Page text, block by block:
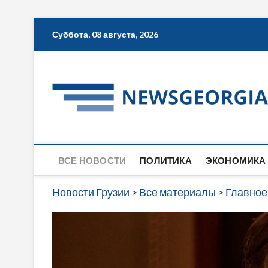
Суббота, 08 августа, 2026
ВСЕ НОВОСТИ ПОЛИТИКА ЭКОНОМИКА
Новости Грузии > Все материалы > Главное